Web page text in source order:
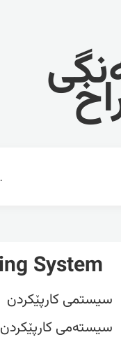
System
سیستمی کارپێکردن
سیسته‌می